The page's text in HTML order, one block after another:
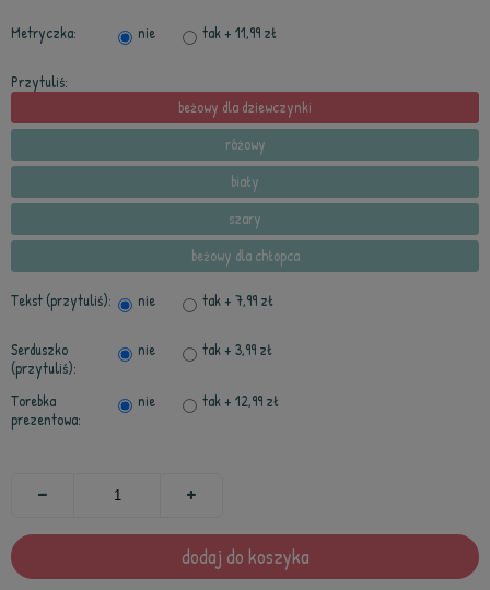
Metryczka: nie tak+ 11,99 zł
Przytuliś:
beżowy dla dziewczynki
różowy
biały
szary
beżowy dla chłopca
Tekst (przytuliś): nie tak+ 7,99 zł
Serduszko
(przytuliś):
nie tak+ 3,99 zł
Torebka
prezentowa:
nie tak+ 12,99 zł
dodaj do koszyka